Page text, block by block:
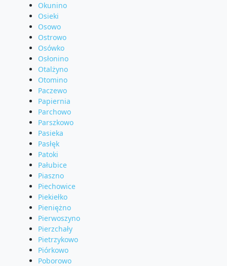
Okunino
Osieki
Osowo
Ostrowo
Osówko
Osłonino
Otalżyno
Otomino
Paczewo
Papiernia
Parchowo
Parszkowo
Pasieka
Pasłęk
Patoki
Pałubice
Piaszno
Piechowice
Piekiełko
Pieniężno
Pierwoszyno
Pierzchały
Pietrzykowo
Piórkowo
Poborowo